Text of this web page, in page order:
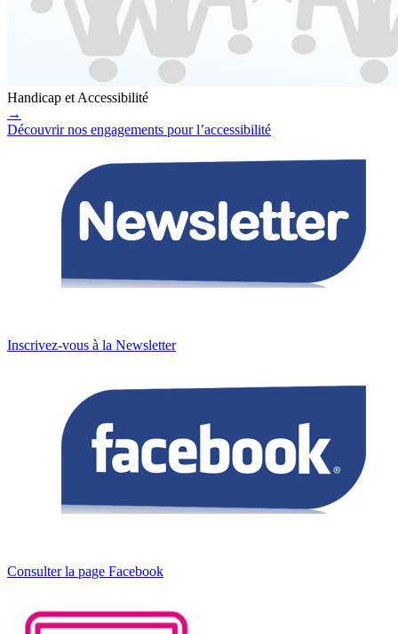
Handicap et Accessibilité
→
Découvrir nos engagements pour l’accessibilité
Inscrivez-vous à la Newsletter
Consulter la page Facebook